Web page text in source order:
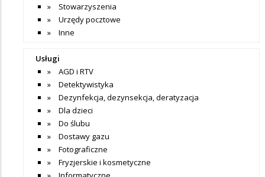
Stowarzyszenia
Urzędy pocztowe
Inne
Usługi
AGD i RTV
Detektywistyka
Dezynfekcja, dezynsekcja, deratyzacja
Dla dzieci
Do ślubu
Dostawy gazu
Fotograficzne
Fryzjerskie i kosmetyczne